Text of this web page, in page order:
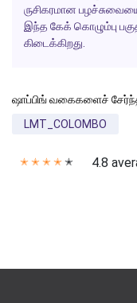
ருசிகரமான
இந்த கேக் கொழும்பு
கிடைக்கிறது.
ஷாப்பிங் வகைகளைச்
LMT_COLOMBO
✭ ✭ ✭ ✭ ✭ 4.8